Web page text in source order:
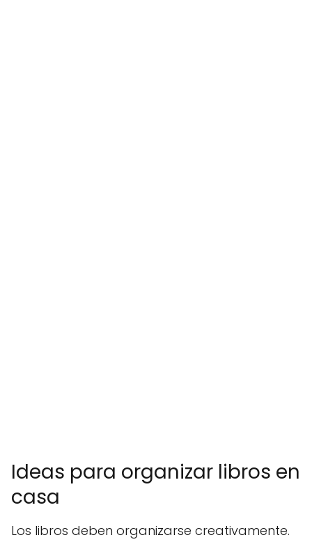
Ideas para organizar libros en
casa
Los libros deben organizarse creativamente.